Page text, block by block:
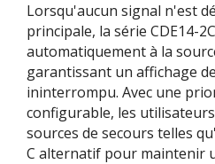
Lorsqu'aucun signal n'est
principale, la série CDE14-
automatiquement à la
garantissant un affichage
ininterrompu. Avec une
configurable, les
sources de secours telles
C alternatif pour maintenir